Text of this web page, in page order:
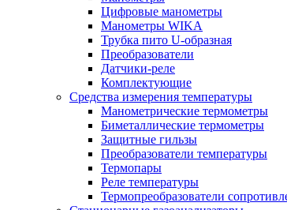
Цифровые манометры
Манометры WIKA
Трубка пито U-образная
Преобразователи
Датчики-реле
Комплектующие
Средства измерения температуры
Манометрические термометры
Биметаллические термометры
Защитные гильзы
Преобразователи температуры
Термопары
Реле температуры
Термопреобразователи